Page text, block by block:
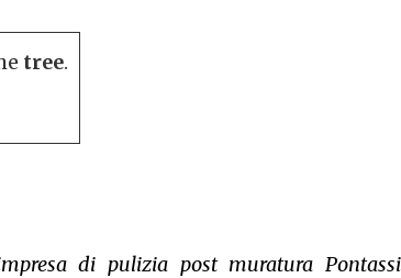
tree.
di pulizia post muratura